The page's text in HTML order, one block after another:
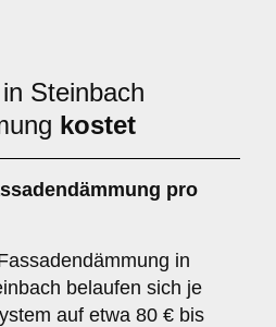
Steinbach
kostet
pro
in
belaufen sich je
auf etwa 80 € bis